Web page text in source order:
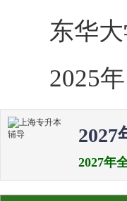
东华大
2025年
2027
2027年